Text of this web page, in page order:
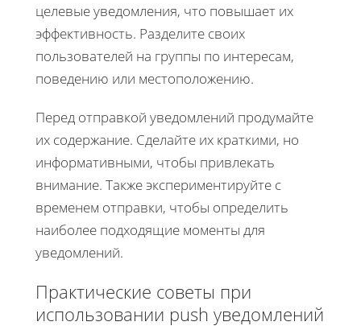
целевые уведомления, что повышает их
эффективность. Разделите своих
пользователей на группы по интересам,
поведению или местоположению.
Перед отправкой уведомлений продумайте
их содержание. Сделайте их краткими, но
информативными, чтобы привлекать
внимание. Также экспериментируйте с
временем отправки, чтобы определить
наиболее подходящие моменты для
уведомлений.
Практические советы при
использовании push уведомлений